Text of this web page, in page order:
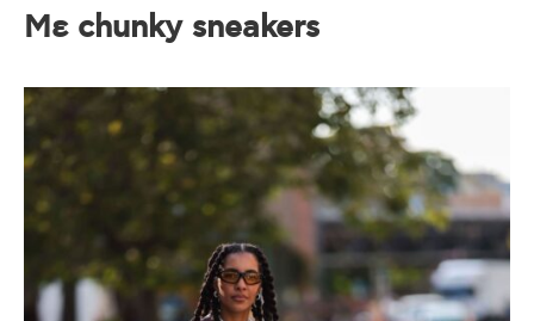
Με chunky sneakers